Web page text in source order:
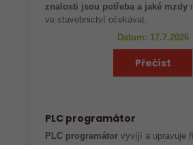
znalosti jsou potřeba a jaké mzdy
ve stavebnictví očekávat.
Datum: 17.7.2026
Přečíst
PLC programátor
PLC programátor vyvíjí a upravuje